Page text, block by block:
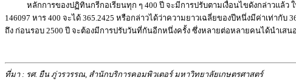
หลักการของปฏิทินกรีกอเรียนทุก ๆ 400 ปี จะมีการปรับตามเงื่อนไขดังกล่าวแล้ว
146097 หาร 400 จะได้ 365.2425 หรือกล่าวได้ว่าความยาวเฉลี่ยของปีหนึ่งมีค่าเท่ากับ
ถึง ก่อนรอบ 2500 ปี จะต้องมีการปรับวันที่กันอีกหนึ่งครั้ง ซึ่งหลายต่อหลายคนได้นำเสนอ
ที่มา : รศ. ยืน ภู่วรวรรณ, สำนักบริการคอมพิวเตอร์ มหาวิทยาลัยเกษตรศาสตร์